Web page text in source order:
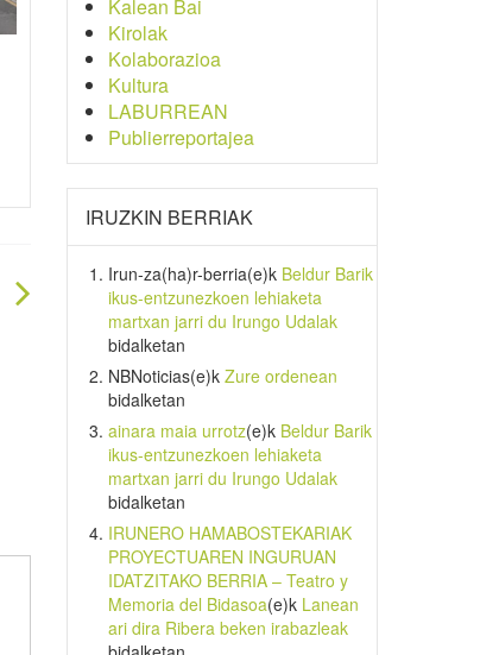
Kalean Bai
Kirolak
Kolaborazioa
Kultura
LABURREAN
Publierreportajea
IRUZKIN BERRIAK
Irun-za(ha)r-berria(e)k Beldur Barik
ikus-entzunezkoen lehiaketa
martxan jarri du Irungo Udalak
bidalketan
NBNoticias(e)k Zure ordenean
bidalketan
ainara maia urrotz(e)k Beldur Barik
ikus-entzunezkoen lehiaketa
martxan jarri du Irungo Udalak
bidalketan
IRUNERO HAMABOSTEKARIAK
PROYECTUAREN INGURUAN
IDATZITAKO BERRIA – Teatro y
Memoria del Bidasoa(e)k Lanean
ari dira Ribera beken irabazleak